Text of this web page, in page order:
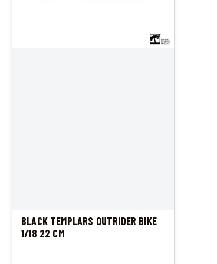
BLACK TEMPLARS OUTRIDER BIKE
1/18 22 CM